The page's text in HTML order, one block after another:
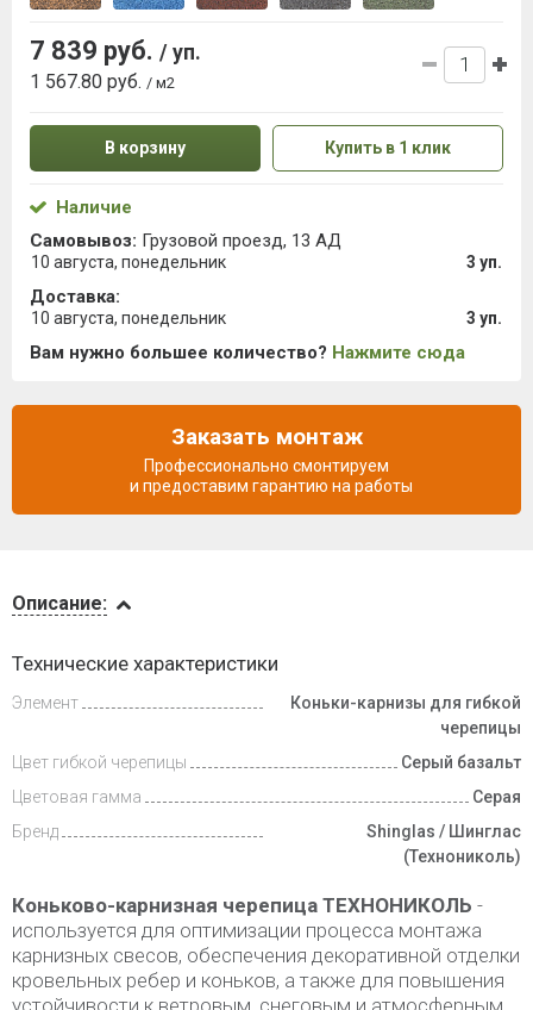
и оплата
Описание:
Технические характеристики
Элемент
Коньки-карнизы для гибкой
черепицы
Цвет гибкой черепицы
Серый базальт
Цветовая гамма
Серая
Бренд
Shinglas / Шинглас
(Технониколь)
Коньково-карнизная черепица ТЕХНОНИКОЛЬ -
используется для оптимизации процесса монтажа
карнизных свесов, обеспечения декоративной отделки
кровельных ребер и коньков, а также для повышения
устойчивости к ветровым, снеговым и атмосферным
7 839 руб. / уп.
1 567.80 руб. / м2
В корзину Купить в 1 клик
Наличие
Самовывоз: Грузовой проезд, 13 АД
10 августа, понедельник 3 уп.
Доставка:
10 августа, понедельник 3 уп.
Вам нужно большее количество? Нажмите сюда
Заказать монтаж
Профессионально смонтируем
и предоставим гарантию на работы